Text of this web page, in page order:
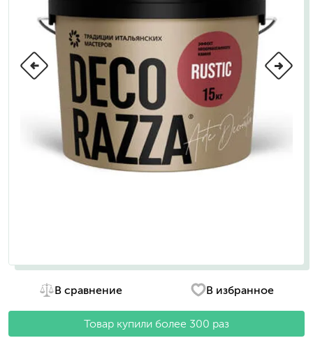
В сравнение В избранное
Товар купили более 300 раз